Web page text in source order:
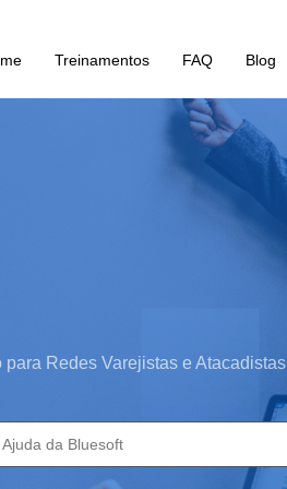
Treinamentos FAQ Blog
para Redes Varejistas e Atacadistas